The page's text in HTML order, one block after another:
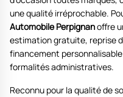
une qualité irréprochable.
Automobile Perpignanoffre
estimation gratuite, reprise
financement
formalités administratives.
Reconnu pour la qualité de